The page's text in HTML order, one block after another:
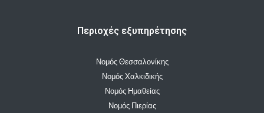
Περιοχές εξυπηρέτησης
Νομός Θεσσαλονίκης
Νομός Χαλκιδικής
Νομός Ημαθείας
Νομός Πιερίας